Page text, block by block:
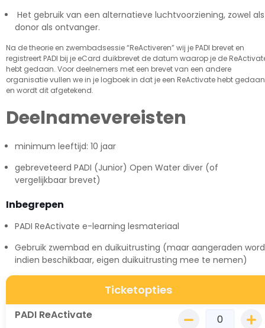
Het gebruik van een alternatieve luchtvoorziening, zowel als
donor als ontvanger.
Na de theorie en zwembadsessie “ReActiveren” wij je PADI brevet en
registreert PADI bij je eCard duikbrevet de datum waarop je de
hebt gedaan. Voor deelnemers met een brevet van een andere
organisatie vullen we in je logboek in dat je een ReActivate hebt gedaan
en wordt dit afgetekend.
Deelnamevereisten
minimum leeftijd: 10 jaar
gebreveteerd PADI (Junior) Open Water diver (of
vergelijkbaar brevet)
Inbegrepen
PADI ReActivate e-learning lesmateriaal
Gebruik zwembad en duikuitrusting (maar aangeraden
indien beschikbaar, eigen duikuitrusting mee te nemen)
Ticketopties
PADI ReActivate